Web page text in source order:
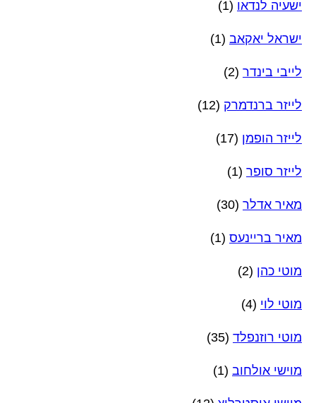
ישעיה לנדאו (1)
ישראל יאקאב (1)
לייבי בינדר (2)
לייזר ברנדמרק (12)
לייזר הופמן (17)
לייזר סופר (1)
מאיר אדלר (30)
מאיר בריינעס (1)
מוטי כהן (2)
מוטי לוי (4)
מוטי רוזנפלד (35)
מוישי אולחוב (1)